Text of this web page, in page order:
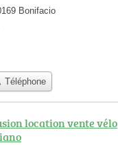
Bonifacio
Téléphone
location vente vélo